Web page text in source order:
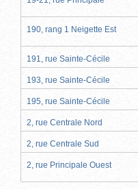
190, rang 1 Neigette Est
191, rue Sainte-Cécile
193, rue Sainte-Cécile
195, rue Sainte-Cécile
2, rue Centrale Nord
2, rue Centrale Sud
2, rue Principale Ouest